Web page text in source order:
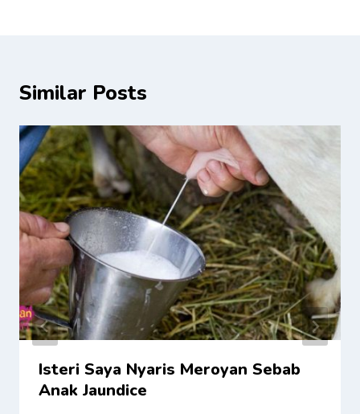
Similar Posts
Isteri Saya Nyaris Meroyan Sebab
Anak Jaundice